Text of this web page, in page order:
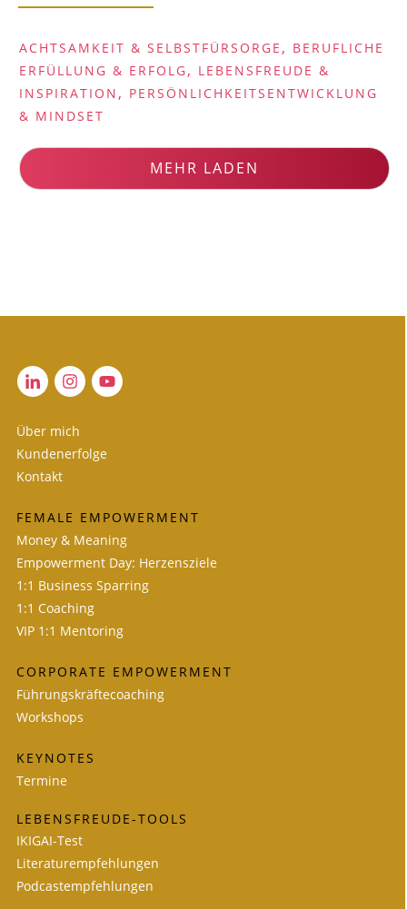
ACHTSAMKEIT & SELBSTFÜRSORGE , BERUFLICHE
ERFÜLLUNG & ERFOLG, LEBENSFREUDE &
INSPIRATION , PERSÖNLICHKEITSENTWICKLUNG
& MINDSET
MEHR LADEN
Über mich
Kundenerfolge
Kontakt
FEMALE EMPOWERMENT
Money & Meaning
Empowerment Day: Herzensziele
1:1 Business Sparring
1:1 Coaching
VIP 1:1 Mentoring
CORPORATE EMPOWERMENT
Führungskräftecoaching
Workshops
KEYNOTES
Termine
LEBENSFREUDE-TOOLS
IKIGAI-Test
Literaturempfehlungen
Podcastempfehlungen